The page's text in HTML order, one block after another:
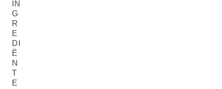
IN
G
R
E
DI
Ë
N
T
E